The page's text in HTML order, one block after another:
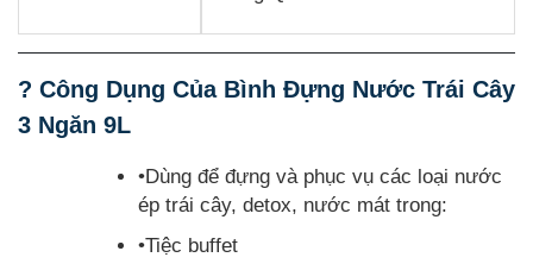
? Công Dụng Của Bình Đựng Nước Trái Cây
3 Ngăn 9L
•Dùng để đựng và phục vụ các loại nước
ép trái cây, detox, nước mát trong:
•Tiệc buffet